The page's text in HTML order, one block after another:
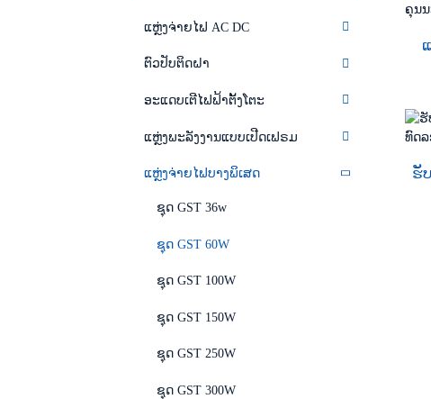
ແຫຼ່ງຈ່າຍໄຟ AC DC
ຕົວປັບຕິດຝາ
ອະແດບເຕີໄຟຟ້າຕັ້ງໂຕະ
ແຫຼ່ງພະລັງງານແບບເປີດເຟຣມ
ແຫຼ່ງຈ່າຍໄຟບາງພິເສດ
ຊຸດ GST 36w
ຊຸດ GST 60W
ຊຸດ GST 100W
ຊຸດ GST 150W
ຊຸດ GST 250W
ຊຸດ GST 300W
ຮັ